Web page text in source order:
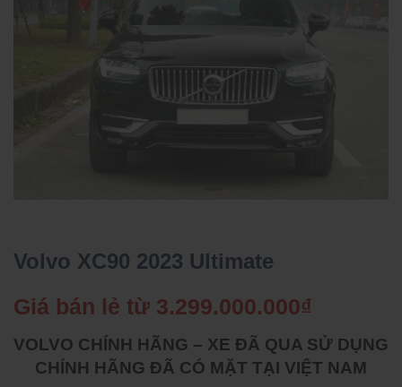
Volvo XC90 2023 Ultimate
Giá bán lẻ từ 3.299.000.000₫
VOLVO CHÍNH HÃNG – XE ĐÃ QUA SỬ DỤNG
CHÍNH HÃNG ĐÃ CÓ MẶT TẠI VIỆT NAM